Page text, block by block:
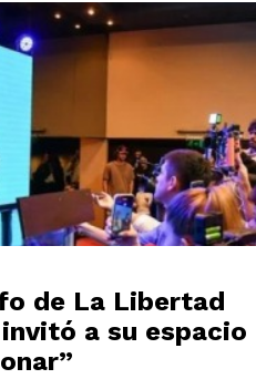
de La Libertad
a su espacio